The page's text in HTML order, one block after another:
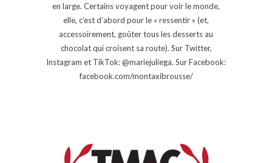
en large. Certains voyagent pour voir le monde,
elle, c’est d’abord pour le « ressentir » (et,
accessoirement, goûter tous les desserts au
chocolat qui croisent sa route). Sur Twitter,
Instagram et TikTok: @mariejuliega. Sur Facebook:
facebook.com/montaxibrousse/